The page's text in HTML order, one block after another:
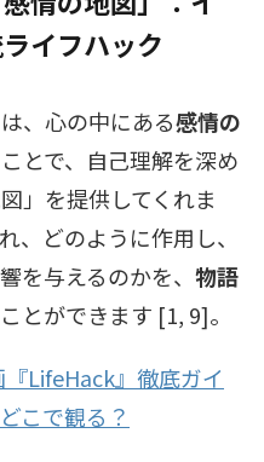
イフハック
、心の中にある感情の
とで、自己理解を深め
」を提供してくれま
、どのように作用し、
を与えるのかを、 物語
ことができます [1, 9]。
『LifeHack』徹底ガイ
こで観る？